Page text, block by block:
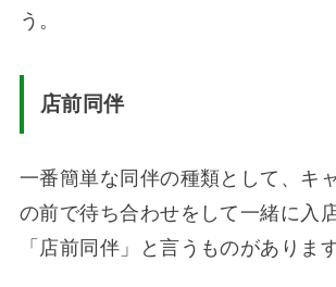
う。
店前同伴
一番簡単な同伴の種類として、キ
の前で待ち合わせをして一緒に入
「店前同伴」と言うものがあります